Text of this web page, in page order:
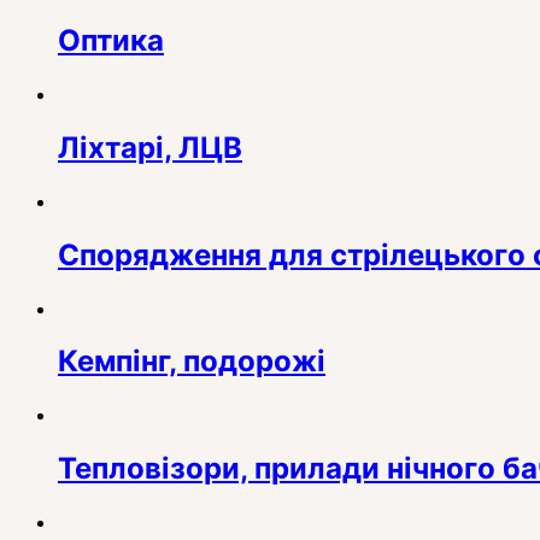
Оптика
Ліхтарі, ЛЦВ
Спорядження для стрілецького
Кемпінг, подорожі
Тепловізори, прилади нічного